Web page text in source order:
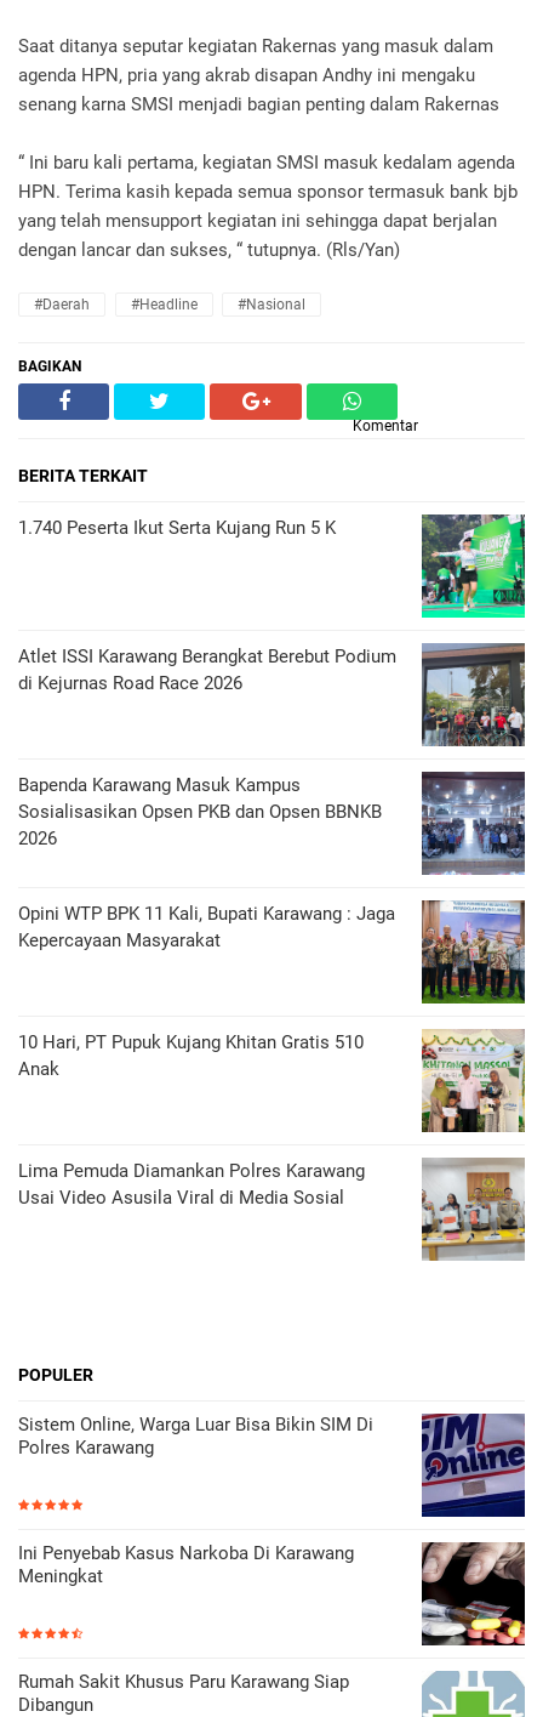
Saat ditanya seputar kegiatan Rakernas yang masuk dalam
agenda HPN, pria yang akrab disapan Andhy ini mengaku
senang karna SMSI menjadi bagian penting dalam Rakernas
“ Ini baru kali pertama, kegiatan SMSI masuk kedalam agenda
HPN. Terima kasih kepada semua sponsor termasuk bank bjb
yang telah mensupport kegiatan ini sehingga dapat berjalan
dengan lancar dan sukses, “ tutupnya. (Rls/Yan)
#daerah #headline #nasional
BAGIKAN
Komentar
BERITA TERKAIT
1.740 Peserta Ikut Serta Kujang Run 5 K
Atlet ISSI Karawang Berangkat Berebut Podium
di Kejurnas Road Race 2026
Bapenda Karawang Masuk Kampus
Sosialisasikan Opsen PKB dan Opsen BBNKB
2026
Opini WTP BPK 11 Kali, Bupati Karawang : Jaga
Kepercayaan Masyarakat
10 Hari, PT Pupuk Kujang Khitan Gratis 510
Anak
Lima Pemuda Diamankan Polres Karawang
Usai Video Asusila Viral di Media Sosial
POPULER
Sistem Online, Warga Luar Bisa Bikin SIM Di
Polres Karawang
Ini Penyebab Kasus Narkoba Di Karawang
Meningkat
Rumah Sakit Khusus Paru Karawang Siap
Dibangun